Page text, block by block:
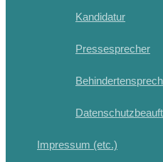
Kandidatur
Pressesprecher
Impressum (etc.)